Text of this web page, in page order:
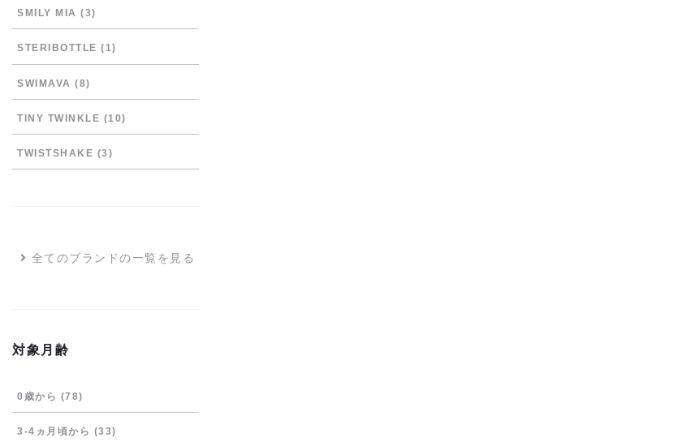
SMILY MIA (3)
STERIBOTTLE (1)
SWIMAVA (8)
TINY TWINKLE (10)
TWISTSHAKE (3)
全てのブランドの一覧を見る
対象月齢
0歳から (78)
3-4ヵ月頃から (33)